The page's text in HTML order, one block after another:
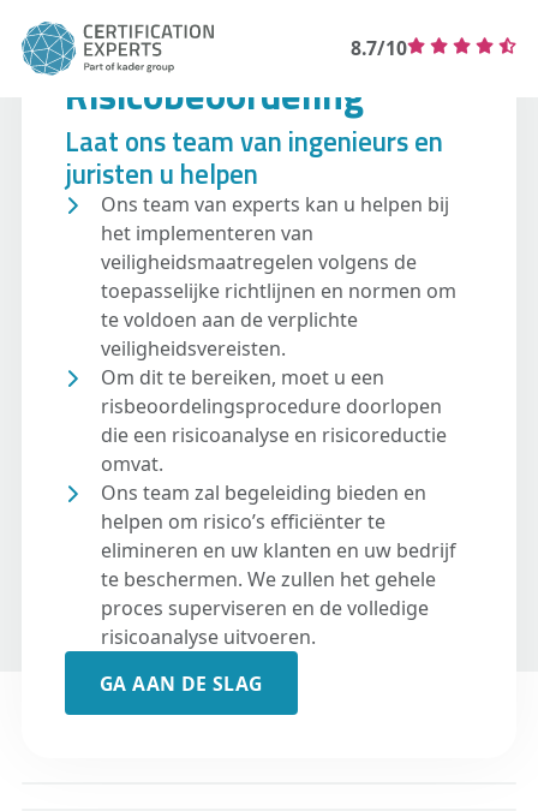
8.7/10
Risicobeoordeling
Laat ons team van ingenieurs en
juristen u helpen
Ons team van experts kan u helpen bij
het implementeren van
veiligheidsmaatregelen volgens de
toepasselijke richtlijnen en normen om
te voldoen aan de verplichte
veiligheidsvereisten.
Om dit te bereiken, moet u een
risbeoordelingsprocedure doorlopen
die een risicoanalyse en risicoreductie
omvat.
Ons team zal begeleiding bieden en
helpen om risico’s efficiënter te
elimineren en uw klanten en uw bedrijf
te beschermen. We zullen het gehele
proces superviseren en de volledige
risicoanalyse uitvoeren.
GA AAN DE SLAG